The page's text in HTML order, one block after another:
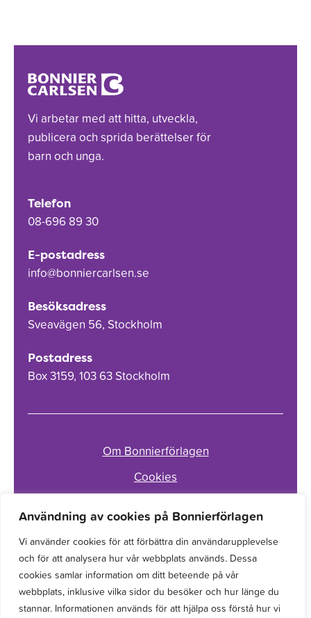
Användning av cookies på Bonnierförlagen
Vi använder cookies för att förbättra din användarupplevelse
och för att analysera hur vår webbplats används. Dessa
cookies samlar information om ditt beteende på vår
webbplats, inklusive vilka sidor du besöker och hur länge du
stannar. Informationen används för att hjälpa oss förstå hur vi
Vi arbetar med att hitta, utveckla,
publicera och sprida berättelser för
barn och unga.
Telefon
08-696 89 30
E-postadress
info@bonniercarlsen.se
Besöksadress
Sveavägen 56, Stockholm
Postadress
Box 3159, 103 63 Stockholm
Om Bonnierförlagen
Cookies